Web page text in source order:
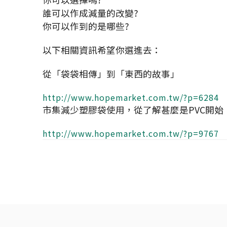
誰可以作成減量的改變?
你可以作到的是哪些?
以下相關資訊希望你選進去：
從「袋袋相傳」到「東西的故事」
http://www.hopemarket.com.tw/?p=6284
市集減少塑膠袋使用，從了解甚麼是PVC開始
http://www.hopemarket.com.tw/?p=9767